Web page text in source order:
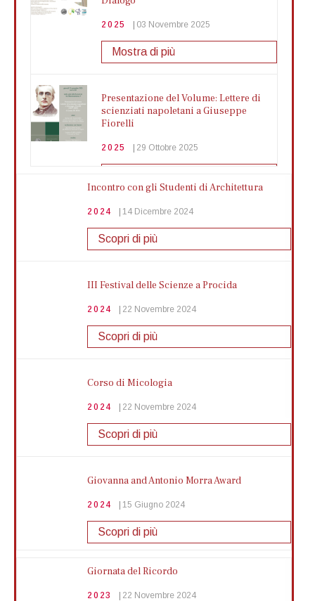
2025 03 Novembre 2025
Mostra di più
Presentazione del Volume: Lettere di
scienziati napoletani a Giuseppe
Fiorelli
2025 29 Ottobre 2025
2025 24 Ottobre 2025
Calendario eventi 2025
Mostra di più
MELOTHESIA | L'Universo e l'Uomo, un
legame antico
Riconoscere e Raccogliere i Funghi
Mostra di più
Incontro con gli Studenti di Architettura
2024 14 Dicembre 2024
Scopri di più
III Festival delle Scienze a Procida
2024 22 Novembre 2024
Scopri di più
Corso di Micologia
2024 22 Novembre 2024
Scopri di più
Giovanna and Antonio Morra Award
2024 15 Giugno 2024
Scopri di più
La Società dei Naturalisti in Napoli incontra
le Scuole
Giornata del Ricordo
2023 22 Novembre 2024